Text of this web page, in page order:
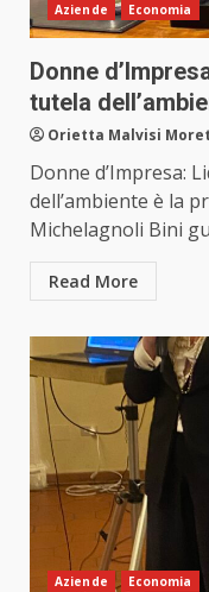
Aziende Economia
Donne
tutela
Orietta Malvisi
Donne d’Impresa:
dell’ambiente è la
Michelagnoli Bini
Read More
Aziende Economia